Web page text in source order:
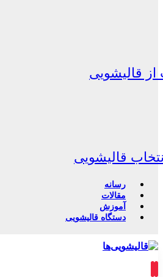
قالیشویی
قالیشویی
رسانه
مقالات
آموزش
دستگاه قالیشویی